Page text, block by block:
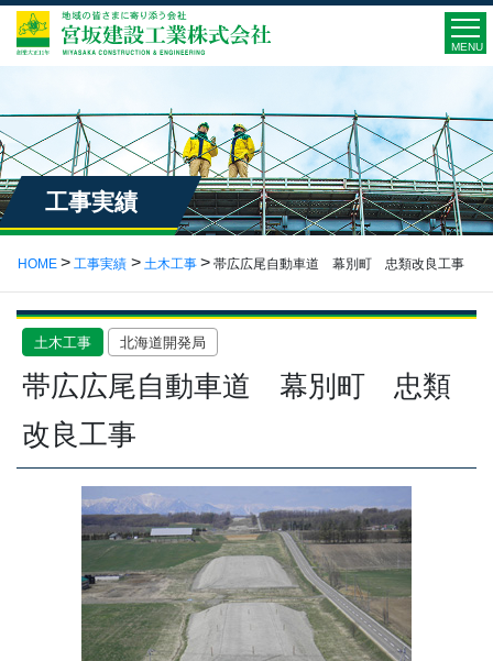
MENU
工事実績
HOME 工事実績 土木工事 帯広広尾自動車道 幕別町 忠類改良工事
土木工事 北海道開発局
帯広広尾自動車道 幕別町 忠類
改良工事